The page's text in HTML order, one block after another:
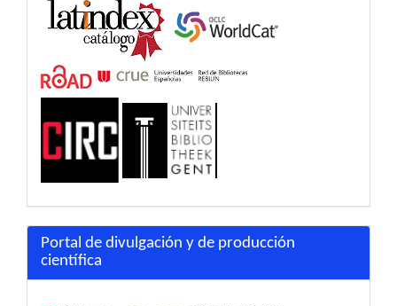
Portal de divulgación y de producción
científica